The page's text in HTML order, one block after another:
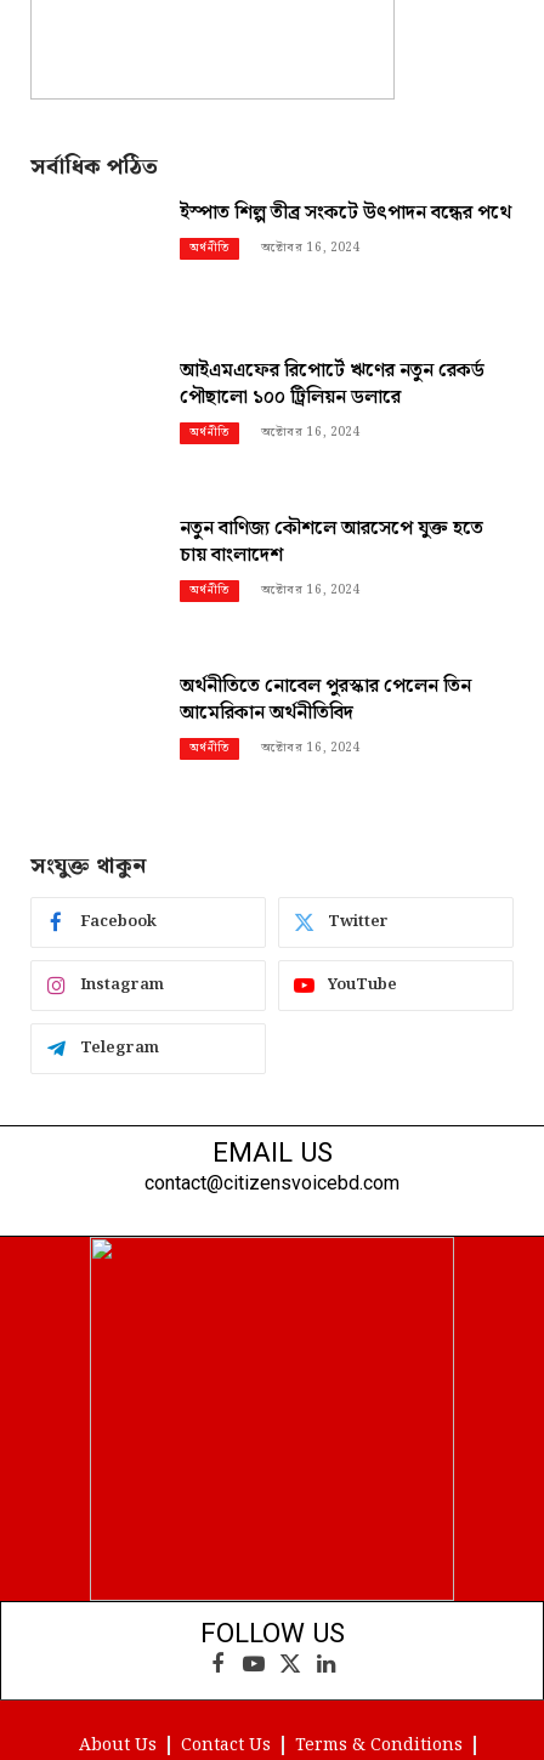
সর্বাধিক পঠিত
ইস্পাত শিল্প তীব্র সংকটে উৎপাদন বন্ধের পথে
অর্থনীতি অক্টোবর 16, 2024
আইএমএফের রিপোর্টে ঋণের নতুন রেকর্ড
পৌছালো ১০০ ট্রিলিয়ন ডলারে
অর্থনীতি অক্টোবর 16, 2024
নতুন বাণিজ্য কৌশলে আরসেপে যুক্ত হতে
চায় বাংলাদেশ
অর্থনীতি অক্টোবর 16, 2024
অর্থনীতিতে নোবেল পুরস্কার পেলেন তিন
আমেরিকান অর্থনীতিবিদ
অর্থনীতি অক্টোবর 16, 2024
সংযুক্ত থাকুন
Facebook Twitter
Instagram YouTube
Telegram
EMAIL US
contact@citizensvoicebd.com
FOLLOW US
Facebook
YouTube
X
(Twitter)
LinkedIn
About Us Contact Us Terms & Conditions